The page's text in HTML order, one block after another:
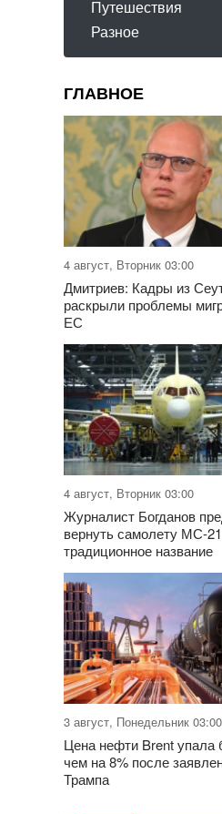
Путешествия
Разное
ГЛАВНОЕ
4 август, Вторник 03:00
Дмитриев: Кадры из
раскрыли проблемы
ЕС
4 август, Вторник 03:00
Журналист Богданов
вернуть самолету МС-21
традиционное название
3 август, Понедельник 03:00
Цена нефти Brent упала
чем на 8% после
Трампа